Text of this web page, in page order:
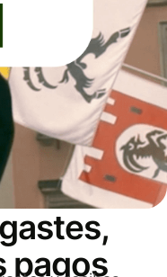
pagos